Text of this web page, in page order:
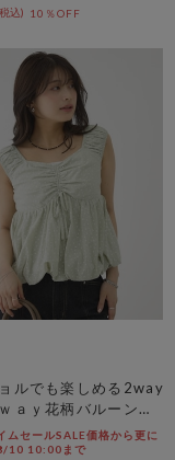
10％OFF
ョルでも楽しめる2way
ａｙ花柄バルーンペ
ウス
ムセールSALE価格から更に
10 10:00まで